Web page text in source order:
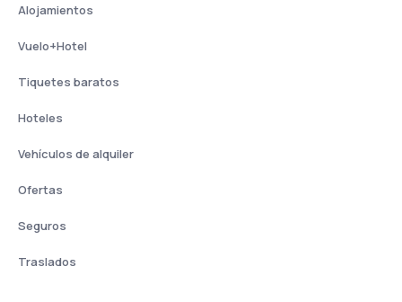
Alojamientos
Vuelo+Hotel
Tiquetes baratos
Hoteles
Vehículos de alquiler
Ofertas
Seguros
Traslados